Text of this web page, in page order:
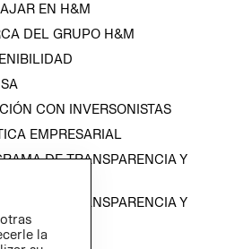
EN H&M
DEL GRUPO H&M
CON INVERSONISTAS
EMPRESARIAL
DE TRANSPARENCIA Y
DE TRANSPARENCIA Y
(INGLÉS)
la